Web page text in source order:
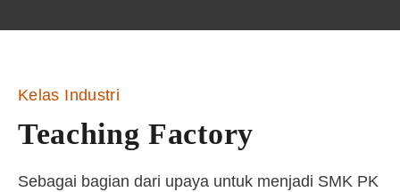
Kelas Industri
Teaching Factory
Sebagai bagian dari upaya untuk menjadi SMK PK